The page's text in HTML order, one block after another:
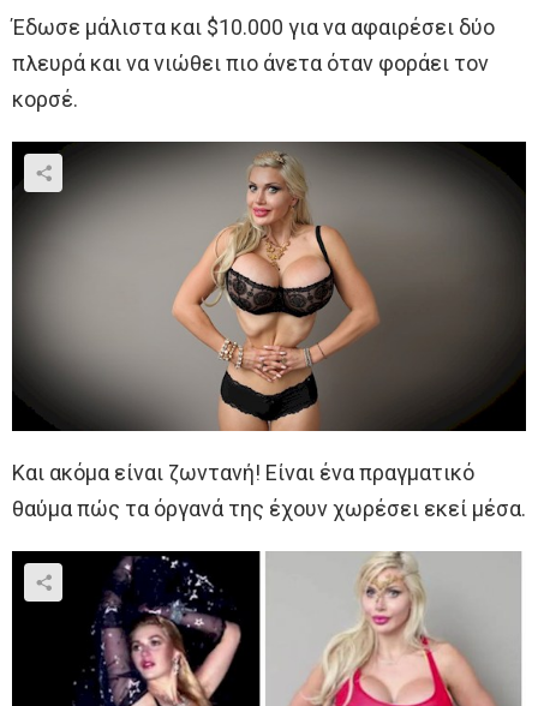
Έδωσε μάλιστα και $10.000 για να αφαιρέσει δύο
πλευρά και να νιώθει πιο άνετα όταν φοράει τον
κορσέ.
Και ακόμα είναι ζωντανή! Είναι ένα πραγματικό
θαύμα πώς τα όργανά της έχουν χωρέσει εκεί μέσα.